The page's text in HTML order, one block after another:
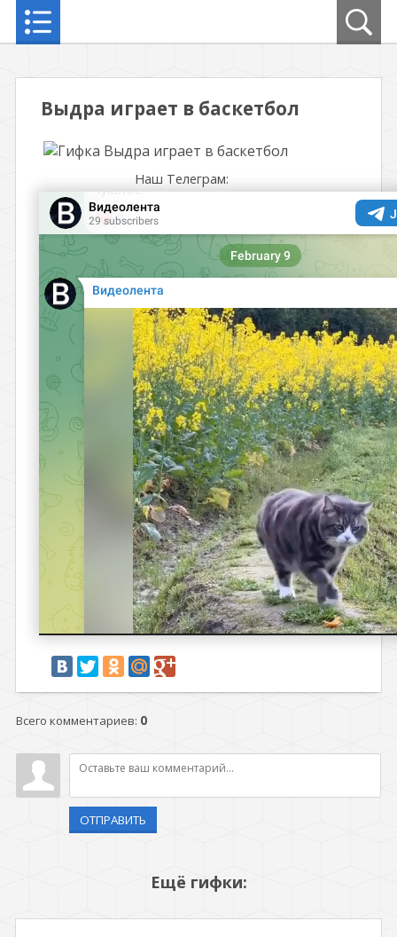
Выдра играет в баскетбол
Наш Телеграм:
Всего комментариев: 0
ОТПРАВИТЬ
Ещё гифки: